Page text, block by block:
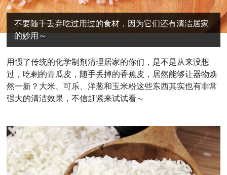
不要随手丢弃吃过用过的食材，因为它们还有清洁居家
的妙用～
用惯了传统的化学制剂清理居家的你们，是不是从来没想
过，吃剩的青瓜皮，随手丢掉的香蕉皮，居然能够让器物焕
然一新？ 大米、可乐、洋葱和玉米粉这些东西其实也有非常
强大的清洁效果，不信赶紧来试试看～